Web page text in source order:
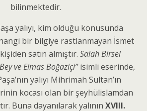
bilinmektedir.
yalıyı, kim olduğu konusunda
bir bilgiye rastlanmayan İsmet
satın almıştır. Salah Birsel
ve Elmas Boğaziçi”isimli eserinde,
yalıyı Mihrimah Sultan’ın
kocası olan bir şeyhülislamdan
Buna dayanılarak yalının XVIII.